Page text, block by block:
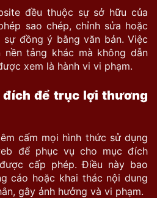
đều thuộc sự sở hữu của
sao chép, chỉnh sửa hoặc
đồng ý bằng văn bản. Việc
tảng khác mà không dẫn
xem là hành vi vi phạm.
đích để trục lợi thương
cấm mọi hình thức sử dụng
để phục vụ cho mục đích
cấp phép. Điều này bao
cáo hoặc khai thác nội dung
gây ảnh hưởng và vi phạm.